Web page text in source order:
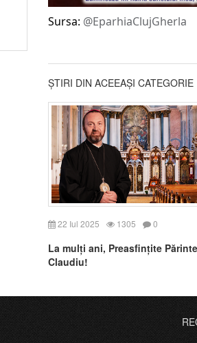
Sursa: @EparhiaClujGherla
ȘTIRI DIN ACEEAȘI CATEGORIE
22 Iul 2025 1305 0
La mulți ani, Preasfințite Părinte
Claudiu!